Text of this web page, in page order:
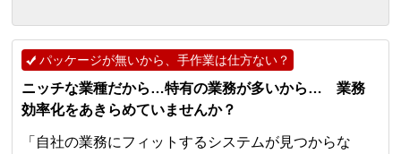
パッケージが無いから、手作業は仕方ない？
ニッチな業種だから…特有の業務が多いから… 業務
効率化をあきらめていませんか？
「自社の業務にフィットするシステムが見つからな